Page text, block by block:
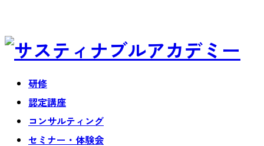
研修
認定講座
コンサルティング
セミナー・体験会